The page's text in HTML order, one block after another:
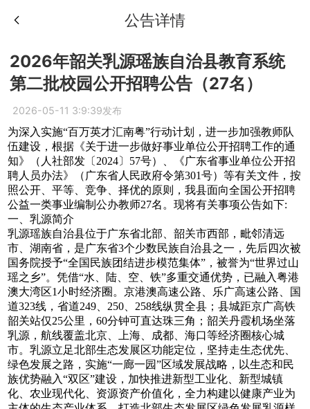
公告详情
2026年韶关乳源瑶族自治县教育系统
第二批校园公开招聘公告（27名）
2026-05-11 3:9:39发布
为深入实施“百万英才汇南粤”行动计划，进一步加强教师队
伍建设，根据《关于进一步做好事业单位公开招聘工作的通
知》（人社部发〔2024〕57号）、《广东省事业单位公开招
聘人员办法》（广东省人民政府令第301号）等有关文件，按
照公开、平等、竞争、择优的原则，我县面向全国公开招聘
公益一类事业编制公办教师27名。现将有关事项公告如下:
一、乳源简介
乳源瑶族自治县位于广东省北部、韶关市西部，毗邻清远
市、湖南省，是广东省3个少数民族自治县之一，先后四次被
国务院授予“全国民族团结进步模范集体”，被誉为“世界过山
瑶之乡”。凭借“水、陆、空、铁”多重交通优势，已融入粤港
澳大湾区1小时经济圈。京港澳高速公路、乐广高速公路、国
道323线，省道249、250、258线纵贯全县；县城距京广高铁
韶关站仅25公里，60分钟可直达珠三角；韶关丹霞机场坐落
乳源，航线覆盖北京、上海、成都、海口等经济圈核心城
市。乳源立足北部生态发展区功能定位，坚持走生态优先、
绿色发展之路，实施“一廊一园”区域发展战略，以生态和民
族优势融入“双区”建设，加快推进新型工业化、新型城镇
化、农业现代化、资源资产价值化，全力构建以健康产业为